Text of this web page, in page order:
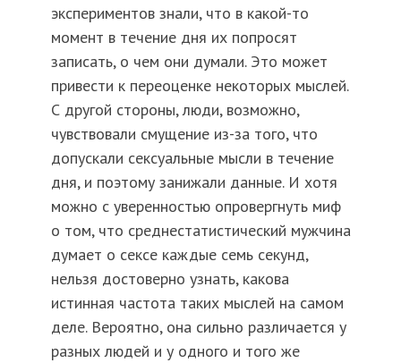
экспериментов знали, что в какой-то
момент в течение дня их попросят
записать, о чем они думали. Это может
привести к переоценке некоторых мыслей.
С другой стороны, люди, возможно,
чувствовали смущение из-за того, что
допускали сексуальные мысли в течение
дня, и поэтому занижали данные. И хотя
можно с уверенностью опровергнуть миф
о том, что среднестатистический мужчина
думает о сексе каждые семь секунд,
нельзя достоверно узнать, какова
истинная частота таких мыслей на самом
деле. Вероятно, она сильно различается у
разных людей и у одного и того же